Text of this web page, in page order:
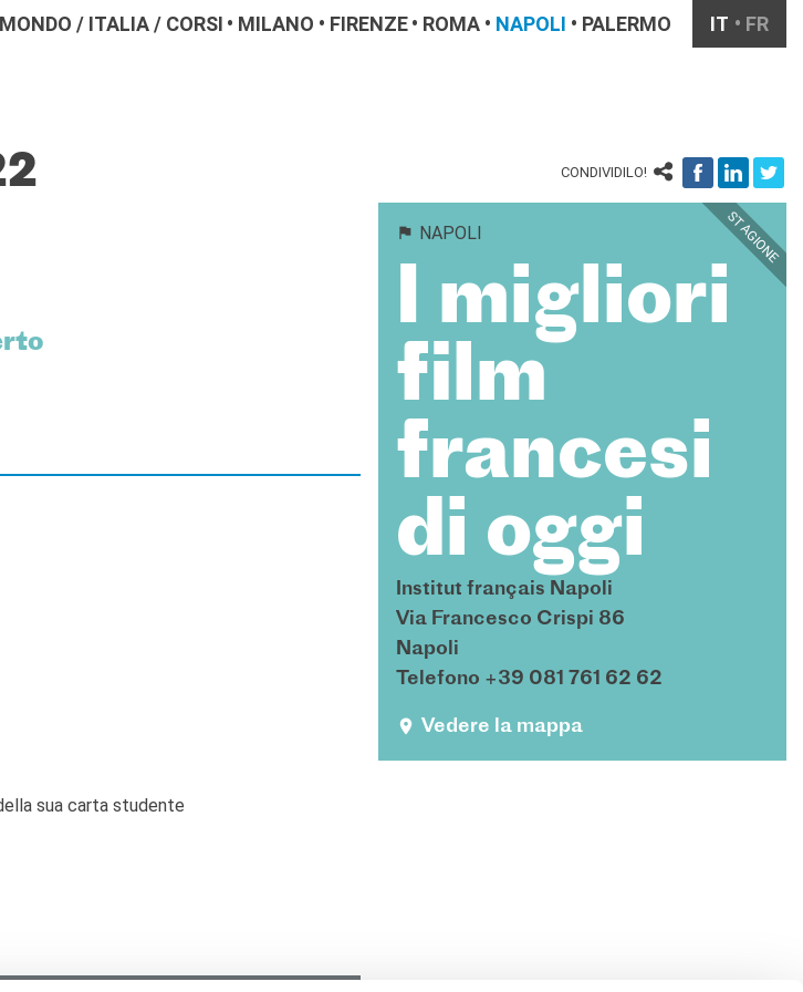
/ ITALIA/ CORSI MILANO FIRENZE ROMA NAPOLI PALERMO IT FR
CONDIVIDILO!
sua carta studente
NAPOLI
I migliori
film
francesi
di oggi
Institut français Napoli
Via Francesco Crispi 86
Napoli
Telefono +39 081 761 62 62
Vedere la mappa
STAGIONE